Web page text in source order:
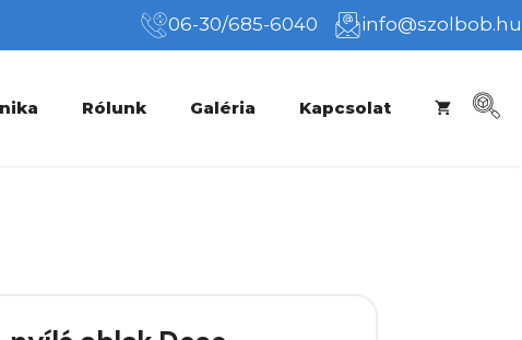
06-30/685-6040 info@szolbob.hu
Rólunk Galéria Kapcsolat